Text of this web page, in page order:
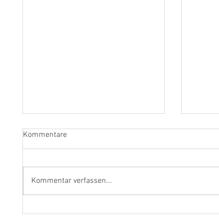
Kommentare
Kommentar verfassen...